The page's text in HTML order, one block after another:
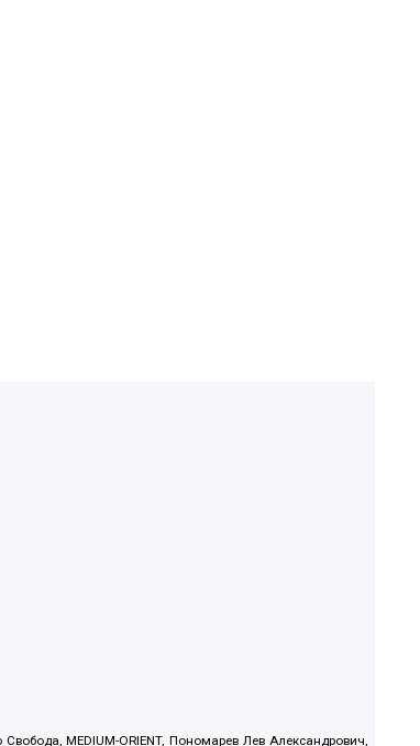
MEDIUM-ORIENT, Пономарев Лев Александрович,